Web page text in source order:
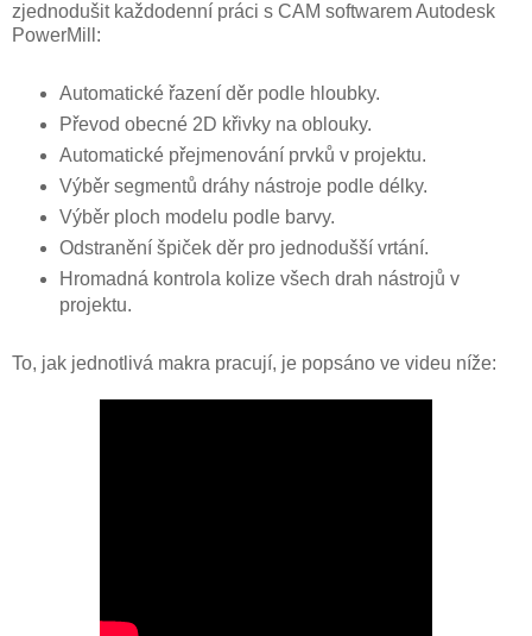
zjednodušit každodenní práci s CAM softwarem Autodesk
PowerMill:
Automatické řazení děr podle hloubky.
Převod obecné 2D křivky na oblouky.
Automatické přejmenování prvků v projektu.
Výběr segmentů dráhy nástroje podle délky.
Výběr ploch modelu podle barvy.
Odstranění špiček děr pro jednodušší vrtání.
Hromadná kontrola kolize všech drah nástrojů v
projektu.
To, jak jednotlivá makra pracují, je popsáno ve videu níže: